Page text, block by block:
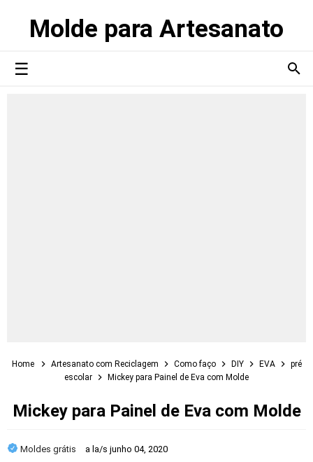
Molde para Artesanato
Home Artesanato com Reciclagem Como faço DIY EVA
pré
escolar
Mickey para Painel de Eva com Molde
Mickey para Painel de Eva com Molde
Moldes grátis a la/s junho 04, 2020